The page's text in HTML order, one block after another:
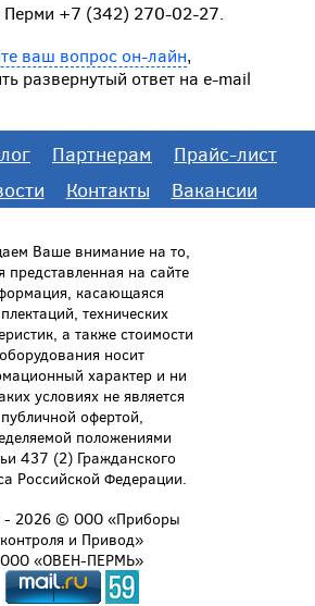
Перми +7 (342) 270-02-27.
ваш вопрос он-лайн,
развернутый ответ на e-mail
Партнерам
Прайс-лист
Контакты Вакансии
Ваше внимание на то,
представленная на сайте
касающаяся
технических
а также стоимости
оборудования носит
характер и ни
условиях не является
публичной офертой,
положениями
437 (2) Гражданского
Российской Федерации.
- 2026 © ООО «Приборы
контроля и Привод»
ООО «ОВЕН-ПЕРМЬ»